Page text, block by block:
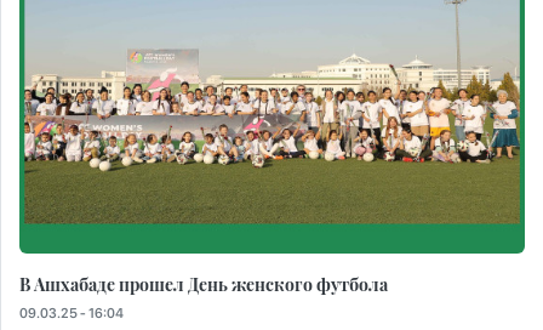
В Ашхабаде прошел День женского футбола
09.03.25 - 16:04